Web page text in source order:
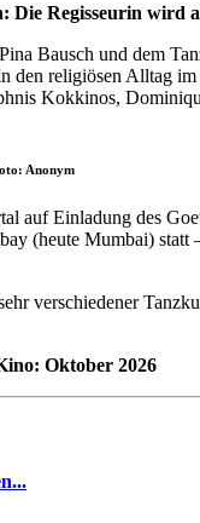
Regisseurin wird
Bausch und dem
den religiösen Alltag
Kokkinos,
Anonym
auf Einladung des
(heute Mumbai) statt
verschiedener
Oktober 2026